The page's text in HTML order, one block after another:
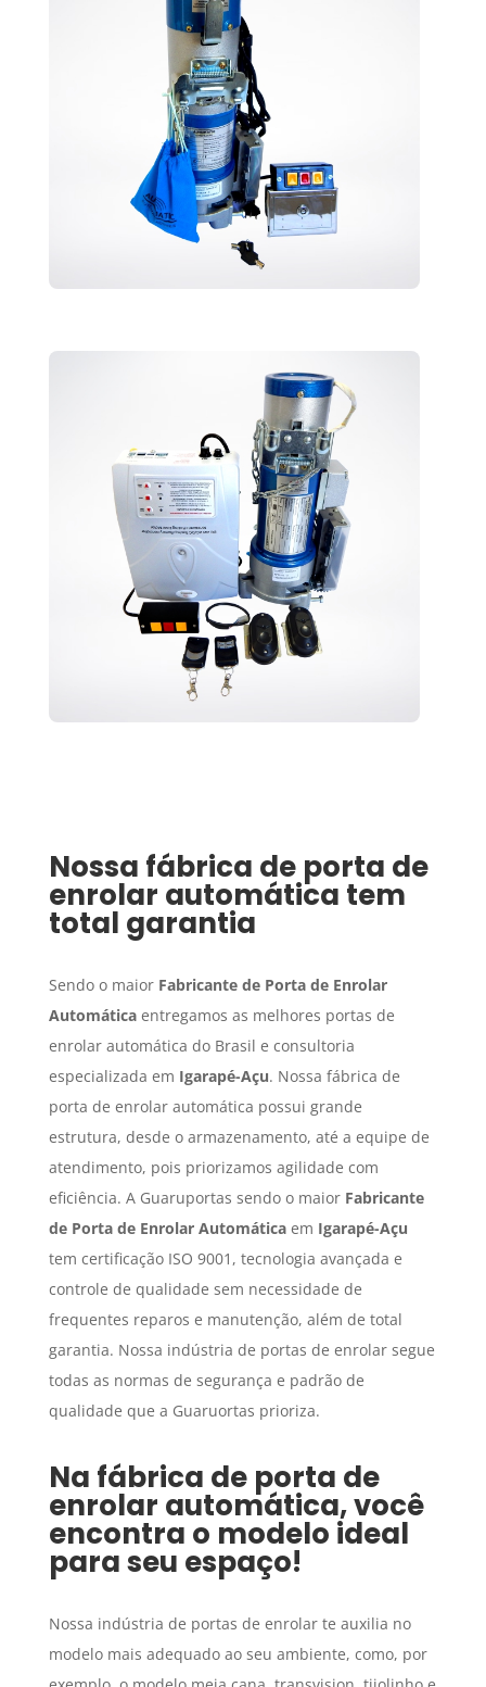
Nossa fábrica de porta de
enrolar automática tem
total garantia
Sendo o maior Fabricante de Porta de Enrolar
Automáticaentregamos as melhores portas de
enrolar automática do Brasil e consultoria
especializada em Igarapé-Açu. Nossa fábrica de
porta de enrolar automática possui grande
estrutura, desde o armazenamento, até a equipe de
atendimento, pois priorizamos agilidade com
eficiência. A Guaruportas sendo o maior Fabricante
de Porta de Enrolar Automáticaem Igarapé-Açu
tem certificação ISO 9001, tecnologia avançada e
controle de qualidade sem necessidade de
frequentes reparos e manutenção, além de total
garantia. Nossa indústria de portas de enrolar segue
todas as normas de segurança e padrão de
qualidade que a Guaruortas prioriza.
Na fábrica de porta de
enrolar automática, você
encontra o modelo ideal
para seu espaço!
Nossa indústria de portas de enrolar te auxilia no
modelo mais adequado ao seu ambiente, como, por